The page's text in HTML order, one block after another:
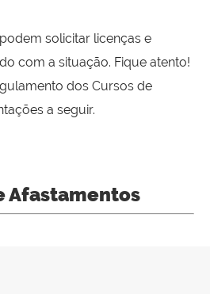
solicitar licenças e
com a situação. Fique atento!
dos Cursos de
a seguir.
Afastamentos